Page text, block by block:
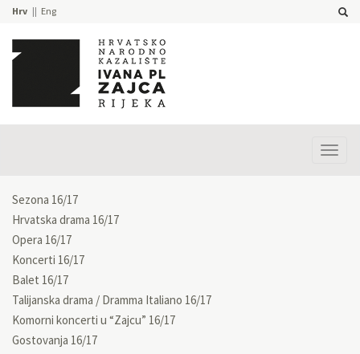
Hrv Eng
Sezona 16/17
Hrvatska drama 16/17
Opera 16/17
Koncerti 16/17
Balet 16/17
Talijanska drama / Dramma Italiano 16/17
Komorni koncerti u “Zajcu” 16/17
Gostovanja 16/17